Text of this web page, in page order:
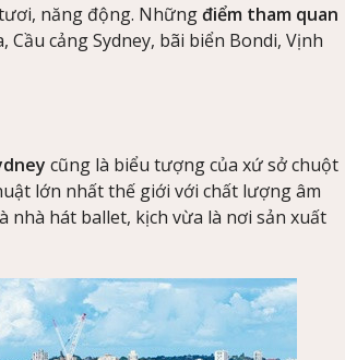
năng động. Nhữngđiểm tham quan
Cầu cảng Sydney, bãi biển Bondi, Vịnh
cũng là biểu tượng của xứ sở chuột
lớn nhất thế giới với chất lượng âm
nhà hát ballet, kịch vừa là nơi sản xuất